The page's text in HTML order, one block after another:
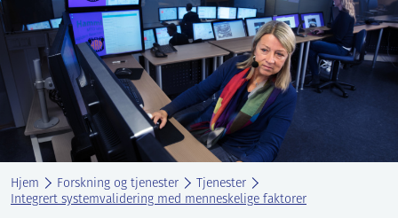
teknologi & eiendom
atomanlegg
Norske thoriumnettverket
Hjem Forskning og tjenester
Tjenester
Integrert systemvalidering med menneskelige faktorer